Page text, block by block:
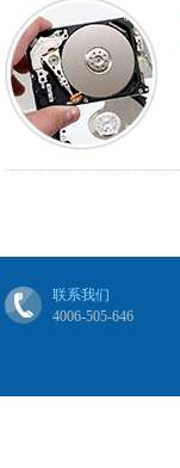
联系我们
4006-505-646